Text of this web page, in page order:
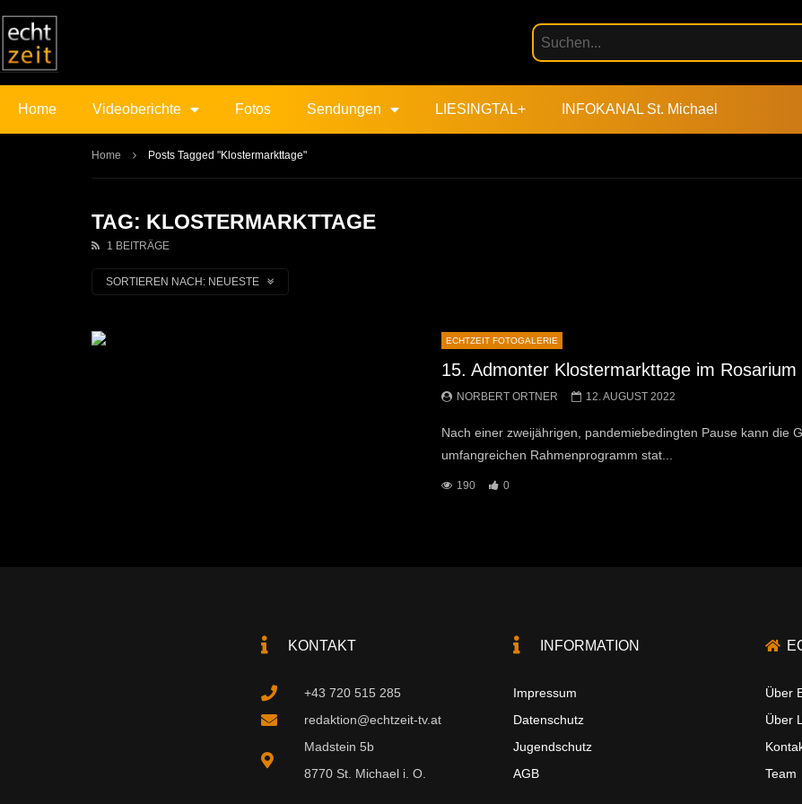
Home Videoberichte Fotos Sendungen LIESINGTAL+ INFOKANAL St. Michael
Home Posts Tagged "Klostermarkttage"
TAG: KLOSTERMARKTTAGE
1 BEITRÄGE
SORTIEREN NACH: NEUESTE
ECHTZEIT FOTOGALERIE
15. Admonter Klostermarkttage im
NORBERT ORTNER 12. AUGUST 2022
Nach einer zweijährigen, pandemiebedingten Pause kann die
umfangreichen Rahmenprogramm stat...
190 0
KONTAKT
+43 720 515 285
redaktion@echtzeit-tv.at
Madstein 5b
8770 St. Michael i. O.
INFORMATION
Impressum
Datenschutz
Jugendschutz
AGB
Über
Über
Team